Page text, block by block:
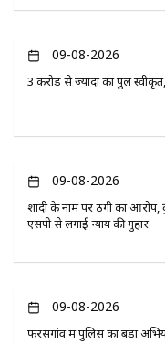
09-08-2026
3 करोड़ से ज्यादा का पुल
09-08-2026
शादी के नाम पर ठगी का
एसपी से लगाई न्याय की गुहार
09-08-2026
फरसगांव में पुलिस का बड़ा